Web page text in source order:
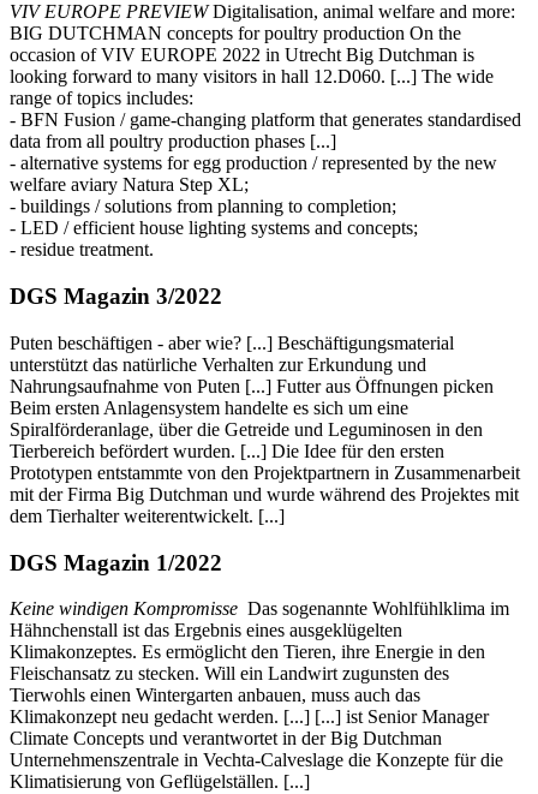
VIV EUROPE PREVIEWDigitalisation, animal welfare and more:
BIG DUTCHMAN concepts for poultry production On the
occasion of VIV EUROPE 2022 in Utrecht Big Dutchman is
looking forward to many visitors in hall 12.D060. [...] The wide
range of topics includes:
- BFN Fusion / game-changing platform that generates standardised
data from all poultry production phases [...]
- alternative systems for egg production / represented by the new
welfare aviary Natura Step XL;
- buildings / solutions from planning to completion;
- LED / efficient house lighting systems and concepts;
- residue treatment.
DGS Magazin 3/2022
Puten beschäftigen - aber wie? [...] Beschäftigungsmaterial
unterstützt das natürliche Verhalten zur Erkundung und
Nahrungsaufnahme von Puten [...] Futter aus Öffnungen picken
Beim ersten Anlagensystem handelte es sich um eine
Spiralförderanlage, über die Getreide und Leguminosen in den
Tierbereich befördert wurden. [...] Die Idee für den ersten
Prototypen entstammte von den Projektpartnern in Zusammenarbeit
mit der Firma Big Dutchman und wurde während des Projektes mit
dem Tierhalter weiterentwickelt. [...]
DGS Magazin 1/2022
Keine windigen Kompromisse Das sogenannte Wohlfühlklima im
Hähnchenstall ist das Ergebnis eines ausgeklügelten
Klimakonzeptes. Es ermöglicht den Tieren, ihre Energie in den
Fleischansatz zu stecken. Will ein Landwirt zugunsten des
Tierwohls einen Wintergarten anbauen, muss auch das
Klimakonzept neu gedacht werden. [...] [...] ist Senior Manager
Climate Concepts und verantwortet in der Big Dutchman
Unternehmenszentrale in Vechta-Calveslage die Konzepte für die
Klimatisierung von Geflügelställen. [...]